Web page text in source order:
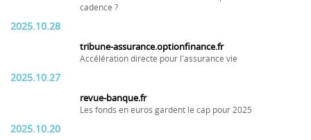
cadence ?
2025.10.28
tribune-assurance.optionfinance.fr
Accélération directe pour l'assurance vie
2025.10.27
revue-banque.fr
Les fonds en euros gardent le cap pour 2025
2025.10.20